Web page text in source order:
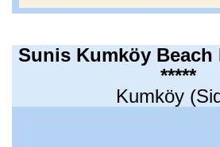
Sunis Kumköy Beach
*****
Kumköy